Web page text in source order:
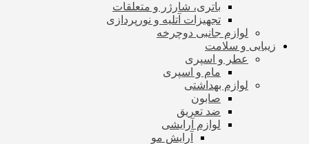
باتری، شارژر و متعلقات
تجهیزات آتلیه و نورپردازی
لوازم جانبی دوچرخه
زیبایی و سلامت
عطر و اسپری
مام و اسپری
لوازم بهداشتی
صابون
ضد تعریق
لوازم آرایشی
آرایش مو